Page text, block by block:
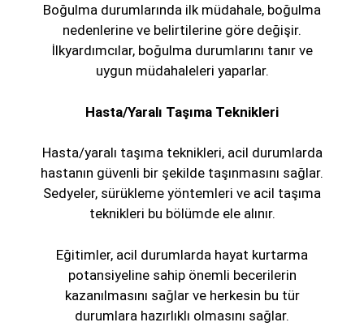
Boğulma durumlarında ilk müdahale, boğulma
nedenlerine ve belirtilerine göre değişir.
İlkyardımcılar, boğulma durumlarını tanır ve
uygun müdahaleleri yaparlar.
Hasta/Yaralı Taşıma Teknikleri
Hasta/yaralı taşıma teknikleri, acil durumlarda
hastanın güvenli bir şekilde taşınmasını sağlar.
Sedyeler, sürükleme yöntemleri ve acil taşıma
teknikleri bu bölümde ele alınır.
Eğitimler, acil durumlarda hayat kurtarma
potansiyeline sahip önemli becerilerin
kazanılmasını sağlar ve herkesin bu tür
durumlara hazırlıklı olmasını sağlar.